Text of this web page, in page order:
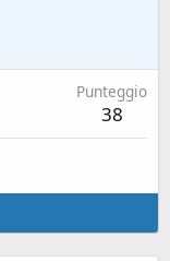
Punteggio
38